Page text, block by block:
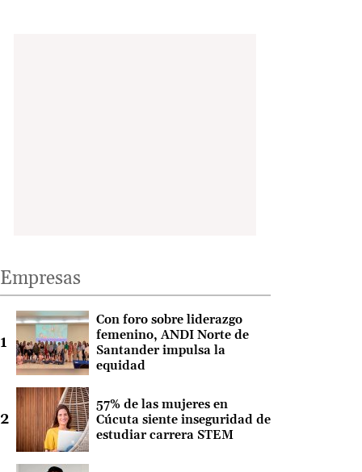
Empresas
Con foro sobre liderazgo
femenino, ANDI Norte de
Santander impulsa la
equidad
57% de las mujeres en
Cúcuta siente inseguridad de
estudiar carrera STEM